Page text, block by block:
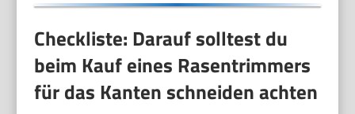
Checkliste: Darauf solltest du
beim Kauf eines Rasentrimmers
für das Kanten schneiden achten